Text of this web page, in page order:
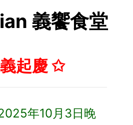
義饗食堂
起慶 ✩
年10月3日晚